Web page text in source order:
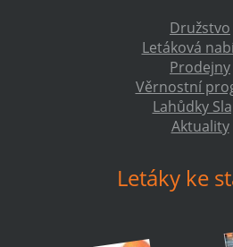
Družstvo
Letáková
Prodejny
Věrnostní
Lahůdky
Aktuality
Letáky ke